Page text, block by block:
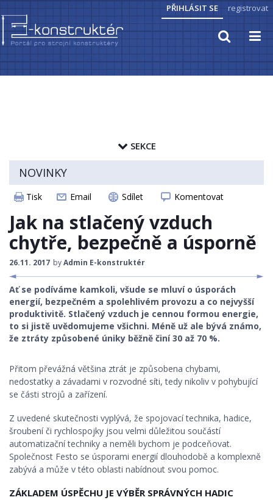
PŘIHLÁSIT SE registrovat
PŘEVODY JEDNOTEK
CAD MODELY
STROJNICKÉ TABULKY
SEKCE
SENZORIKA
ZAJÍMAVOSTI
STROJNÍ KOMPONENTY
ROBOTIKA, ŘÍDÍCÍ SYSTÉMY
KONSTRUKČNÍ MATERIÁLY
KONSTRUKCE
NOVINKY
Tisk Email Sdílet Komentovat
Jak na stlačený vzduch
chytře, bezpečně a úsporně
26.11. 2017 byAdmin E-konstruktér
Ať se podíváme kamkoli, všude se mluví o úsporách
energií, bezpečném a spolehlivém provozu a co nejvyšší
produktivitě. Stlačený vzduch je cennou formou energie,
to si jistě uvědomujeme všichni. Méně už ale bývá známo,
že ztráty způsobené úniky běžně činí 30 až 70 %.
Přitom převážná většina ztrát je způsobena chybami,
nedostatky a závadami v rozvodné síti, tedy nikoliv v pohybující
se části strojů a zařízení.
Z uvedené skutečnosti vyplývá, že spojovací technika, hadice,
šroubení či rychlospojky jsou velmi důležitou součástí
automatizační techniky a neměli bychom je podceňovat.
Společnost Festo se úsporami energií dlouhodobě a komplexně
zabývá a může v této oblasti nabídnout svou pomoc.
ZÁKLADEM ÚSPĚCHU JE VÝBĚR SPRÁVNÝCH HADIC